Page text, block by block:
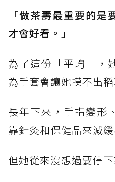
「做茶壽最重要的
才會好看。」
為了這份「平均」，
為手套會讓她摸不出
長年下來，手指變形
靠針灸和保健品來減緩
但她從來沒想過要停下